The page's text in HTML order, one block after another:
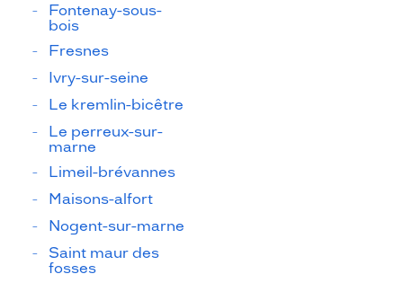
Fontenay-sous-
bois
Fresnes
Ivry-sur-seine
Le kremlin-bicêtre
Le perreux-sur-
marne
Limeil-brévannes
Maisons-alfort
Nogent-sur-marne
Saint maur des
fosses